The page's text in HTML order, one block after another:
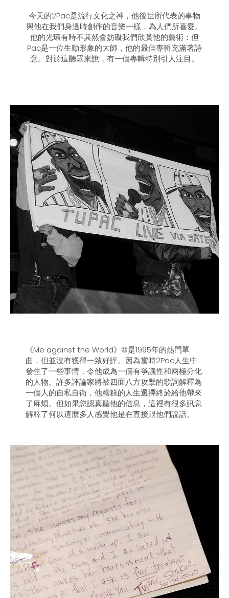
今天的2Pac是流行文化之神，他後世所代表的事物
與他在我們身邊時創作的音樂一樣，為人們所喜愛。
他的光環有時不其然會妨礙我們欣賞他的藝術：但
Pac是一位生動形象的大師，他的最佳專輯充滿著詩
意。對於這聽眾來說，有一個專輯特別引人注目。
《Me against the World》©是1995年的熱門單
曲，但並沒有獲得一致好評。因為當時2Pac人生中
發生了一些事情，令他成為一個有爭議性和兩極分化
的人物。許多評論家將被四面八方攻擊的歌詞解釋為
一個人的自私自衛，他糟糕的人生選擇終於給他帶來
了麻煩。但如果您認真聽他的信息，這裡有很多訊息
解釋了何以這麼多人感覺他是在直接跟他們說話。